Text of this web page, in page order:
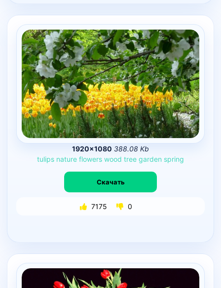
1920×1080 388.08 Kb
tulips nature flowers wood tree garden spring
Скачать
7175 0